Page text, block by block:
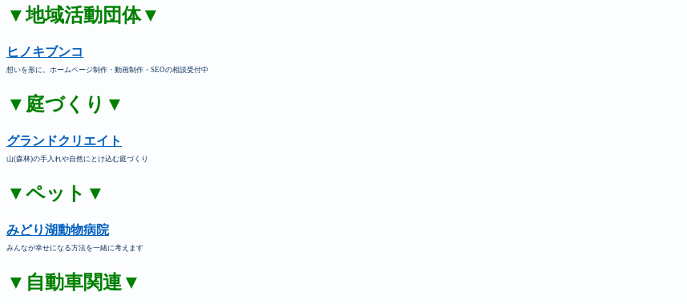
▼地域活動団体▼
ヒノキブンコ
想いを形に。ホームページ制作・動画制作・SEOの相談受付中
▼庭づくり▼
グランドクリエイト
山(森林)の手入れや自然にとけ込む庭づくり
▼ペット▼
みどり湖動物病院
みんなが幸せになる方法を一緒に考えます
▼自動車関連▼